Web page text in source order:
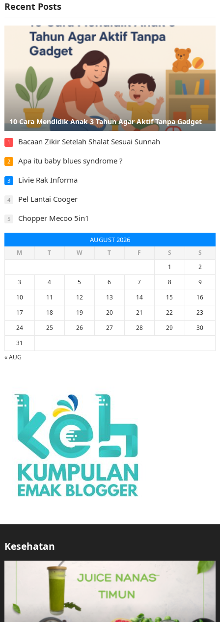
Recent Posts
10 Cara Mendidik Anak 3 Tahun Agar Aktif Tanpa Gadget
1 Bacaan Zikir Setelah Shalat Sesuai Sunnah
2 Apa itu baby blues syndrome ?
3 Livie Rak Informa
4 Pel Lantai Cooger
5 Chopper Mecoo 5in1
AUGUST 2026
M T W T F S
S
1
2
3
4 5 6 7 8
9
10
11 12 13 14 15
16
17
18 19 20 21 22
23
24
25 26 27 28 29
30
31
« AUG
Kesehatan